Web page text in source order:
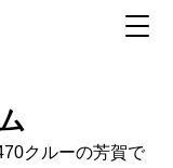
クルーの芳賀で